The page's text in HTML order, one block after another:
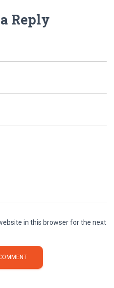
Reply
in this browser for the next